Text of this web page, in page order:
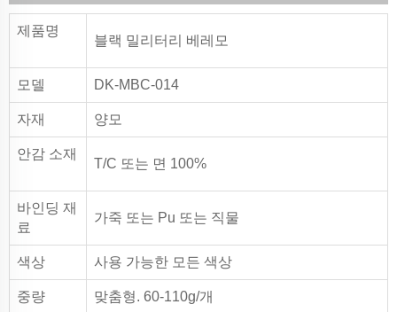
제품명
블랙 밀리터리 베레모
모델 DK-MBC-014
자재 양모
안감 소재
T/C 또는 면 100%
바인딩 재
료
가죽 또는 Pu 또는 직물
색상 사용 가능한 모든 색상
중량 맞춤형. 60-110g/개